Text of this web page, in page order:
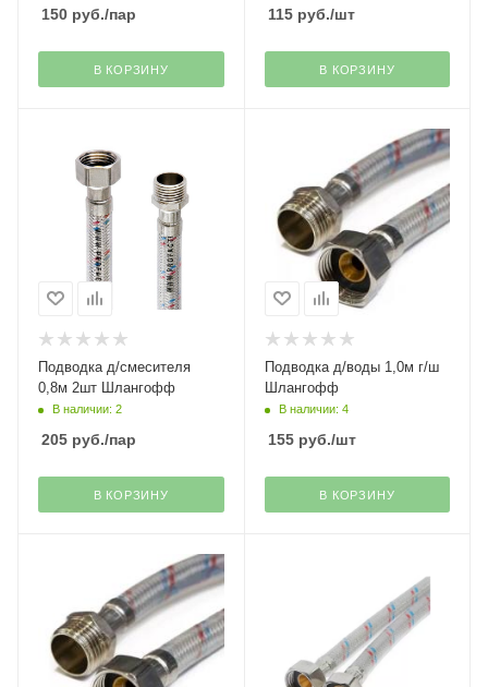
150 руб./пар
В КОРЗИНУ
115руб./шт
В КОРЗИНУ
Подводка д/смесителя
0,8м 2шт Шлангофф
В наличии: 2
205 руб./пар
В КОРЗИНУ
Подводка д/воды 1,0м г/ш
Шлангофф
В наличии: 4
155руб./шт
В КОРЗИНУ